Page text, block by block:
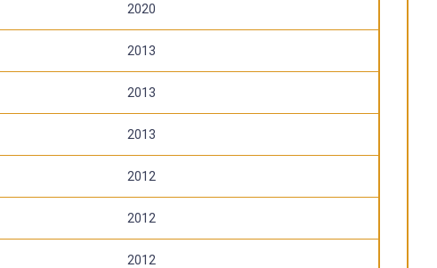
2020
2013
2013
2013
2012
2012
2012